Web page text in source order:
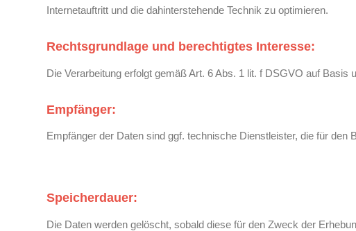
Internetauftritt und die dahinterstehende Technik zu optimieren.
Rechtsgrundlage und berechtigtes Interesse:
Die Verarbeitung erfolgt gemäß Art. 6 Abs. 1 lit. f DSGVO auf
Empfänger:
Empfänger der Daten sind ggf. technische Dienstleister, die für
Speicherdauer:
Die Daten werden gelöscht, sobald diese für den Zweck der